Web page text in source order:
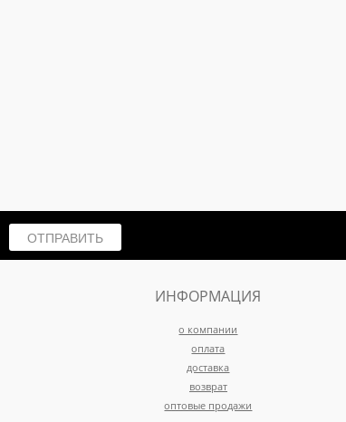
ОТПРАВИТЬ
ИНФОРМАЦИЯ
о компании
оплата
доставка
возврат
оптовые продажи